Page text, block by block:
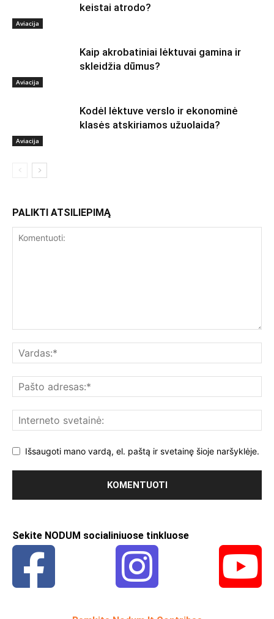
Aviacija
keistai atrodo?
Aviacija
Kaip akrobatiniai lėktuvai gamina ir
skleidžia dūmus?
Aviacija
Kodėl lėktuve verslo ir ekonominė
klasės atskiriamos užuolaida?
PALIKTI ATSILIEPIMĄ
Išsaugoti mano vardą, el. paštą ir svetainę šioje naršyklėje.
Sekite NODUM socialiniuose tinkluose